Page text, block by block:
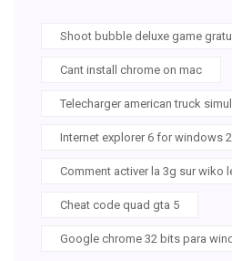
Shoot bubble deluxe game
Cant install chrome on mac
Telecharger american truck
Internet explorer 6 for windows
Comment activer la 3g sur wiko
Cheat code quad gta 5
Google chrome 32 bits para